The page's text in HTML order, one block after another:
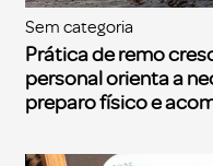
Sem categoria
Prática de remo
personal orienta a
preparo físico e